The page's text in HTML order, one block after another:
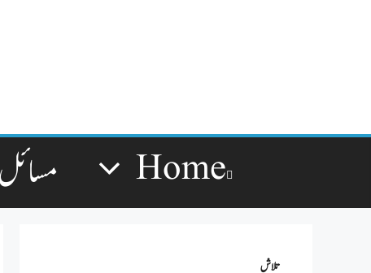
Home مسائل
تلاش